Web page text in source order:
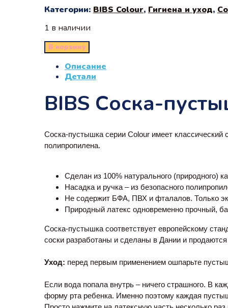
Категории: BIBS Colour, Гигиена и уход,
1 в наличии
В корзину
Описание
Детали
BIBS Соска-
Соска-пустышка серии Colour имеет классический
полипропилена.
Сделан из 100% натурального (природного)
Насадка и ручка – из безопасного
Не содержит БФА, ПВХ и фталалов. Только
Природный латекс одновременно прочный,
Соска-пустышка соответствует европейскому
соски разработаны и сделаны в Дании и
Уход: перед первым применением ошпарьте
Если вода попала внутрь – ничего страшного. В
форму рта ребенка. Именно поэтому каждая